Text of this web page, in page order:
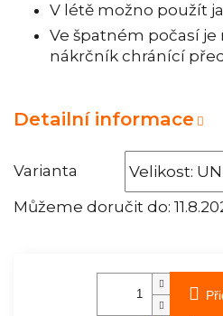
Varianta
Můžeme doručit do:
V létě možno použít
Ve špatném počasí
nákrčník chránící
Detailní informace